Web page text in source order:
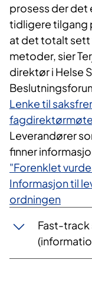
prosess der det
tidligere tilgang
at det totalt sett
metoder, sier
direktør i Helse
Lenke til
Leverandører
finner
"Forenklet
Informasjon til
ordningen
Fast-track